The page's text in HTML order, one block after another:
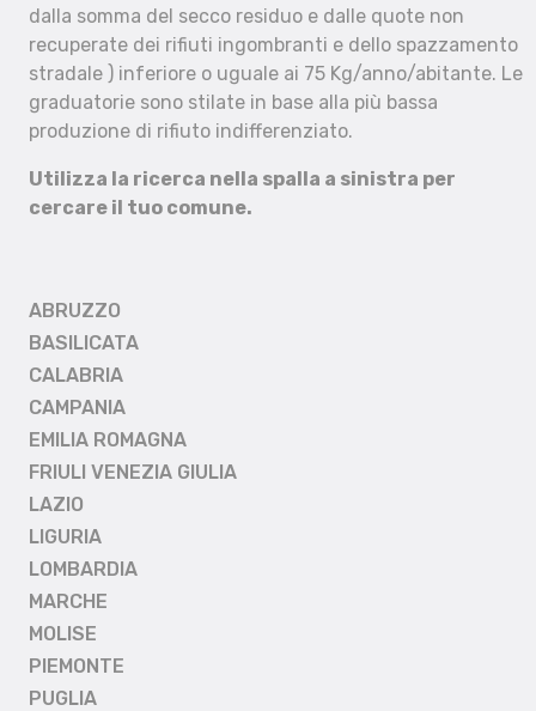
dalla somma del secco residuo e dalle quote non
recuperate dei rifiuti ingombranti e dello spazzamento
stradale ) inferiore o uguale ai 75 Kg/anno/abitante. Le
graduatorie sono stilate in base alla più bassa
produzione di rifiuto indifferenziato.
Utilizza la ricerca nella spalla a sinistra per
cercare il tuo comune.
ABRUZZO
BASILICATA
CALABRIA
CAMPANIA
EMILIA ROMAGNA
FRIULI VENEZIA GIULIA
LAZIO
LIGURIA
LOMBARDIA
MARCHE
MOLISE
PIEMONTE
PUGLIA